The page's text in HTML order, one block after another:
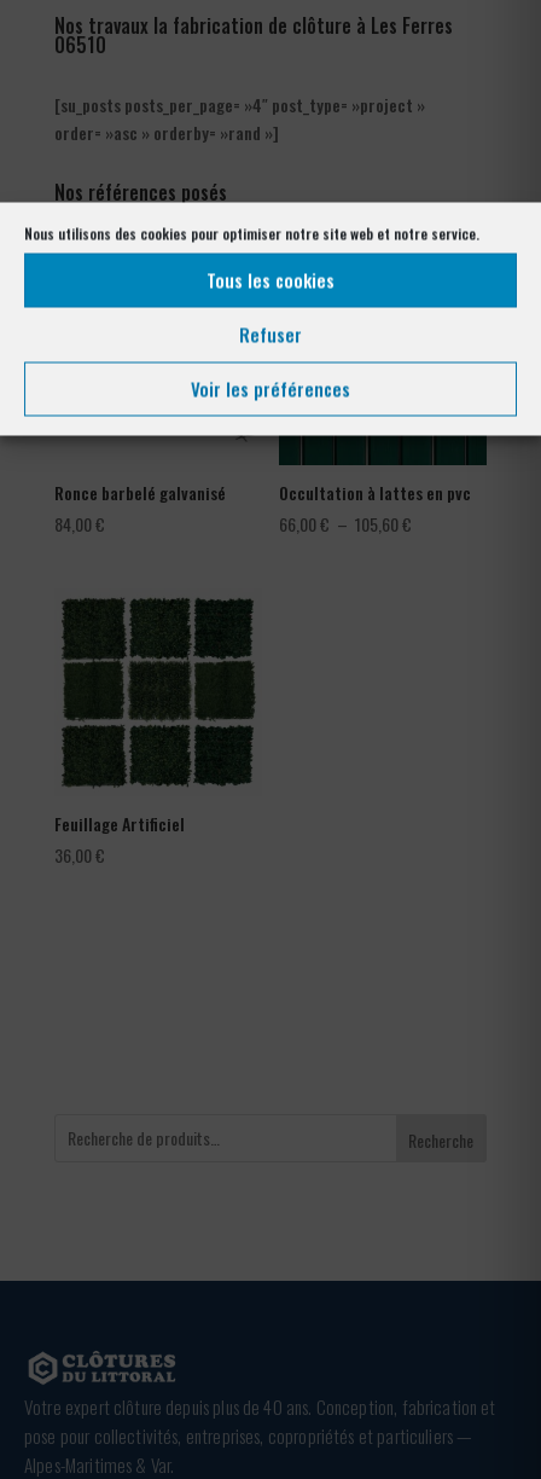
Nous utilisons des cookies pour optimiser notre site web et notre service.
Tous les cookies
Refuser
Voir les préférences
Nos travaux la fabrication de clôture à Les Ferres
06510
[su_posts posts_per_page= »4″ post_type= »project »
order= »asc » orderby= »rand »]
Nos références posés
à Les Ferres 06510
Ronce barbelé galvanisé
84,00€
Occultation à lattes en pvc
66,00€ – 105,60€
Feuillage Artificiel
36,00€
Recherche
Votre expert clôture depuis plus de 40 ans. Conception, fabrication et
pose pour collectivités, entreprises, copropriétés et particuliers —
Alpes-Maritimes & Var.